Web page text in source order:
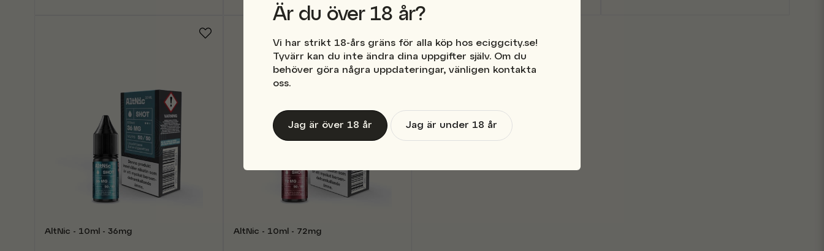
AltNic - 10ml - 36mg AltNic - 10ml - 72mg
Är du över 18 år?
Vi har strikt 18-års gräns för alla köp hos eciggcity.se!
Tyvärr kan du inte ändra dina uppgifter själv. Om du
behöver göra några uppdateringar, vänligen kontakta
oss.
Jag är över 18 år Jag är under 18 år